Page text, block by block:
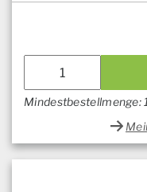
Mindestbestellmenge: